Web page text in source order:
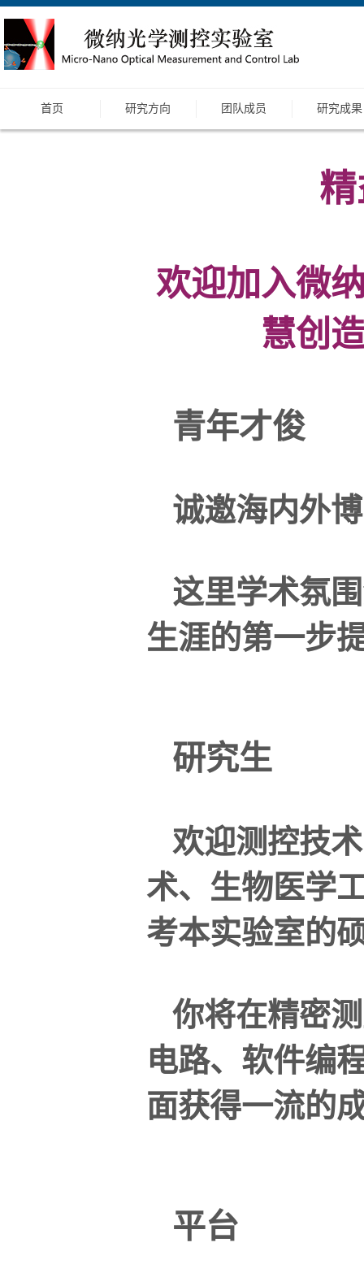
首页 研究方向 团队成员 研究成果
欢迎加入微
慧创
青年才俊
诚邀海内外
这里学术氛
生涯的第一步
研究生
欢迎测控技
术、生物医学
考本实验室的
你将在精密
电路、软件编
面获得一流的
平台